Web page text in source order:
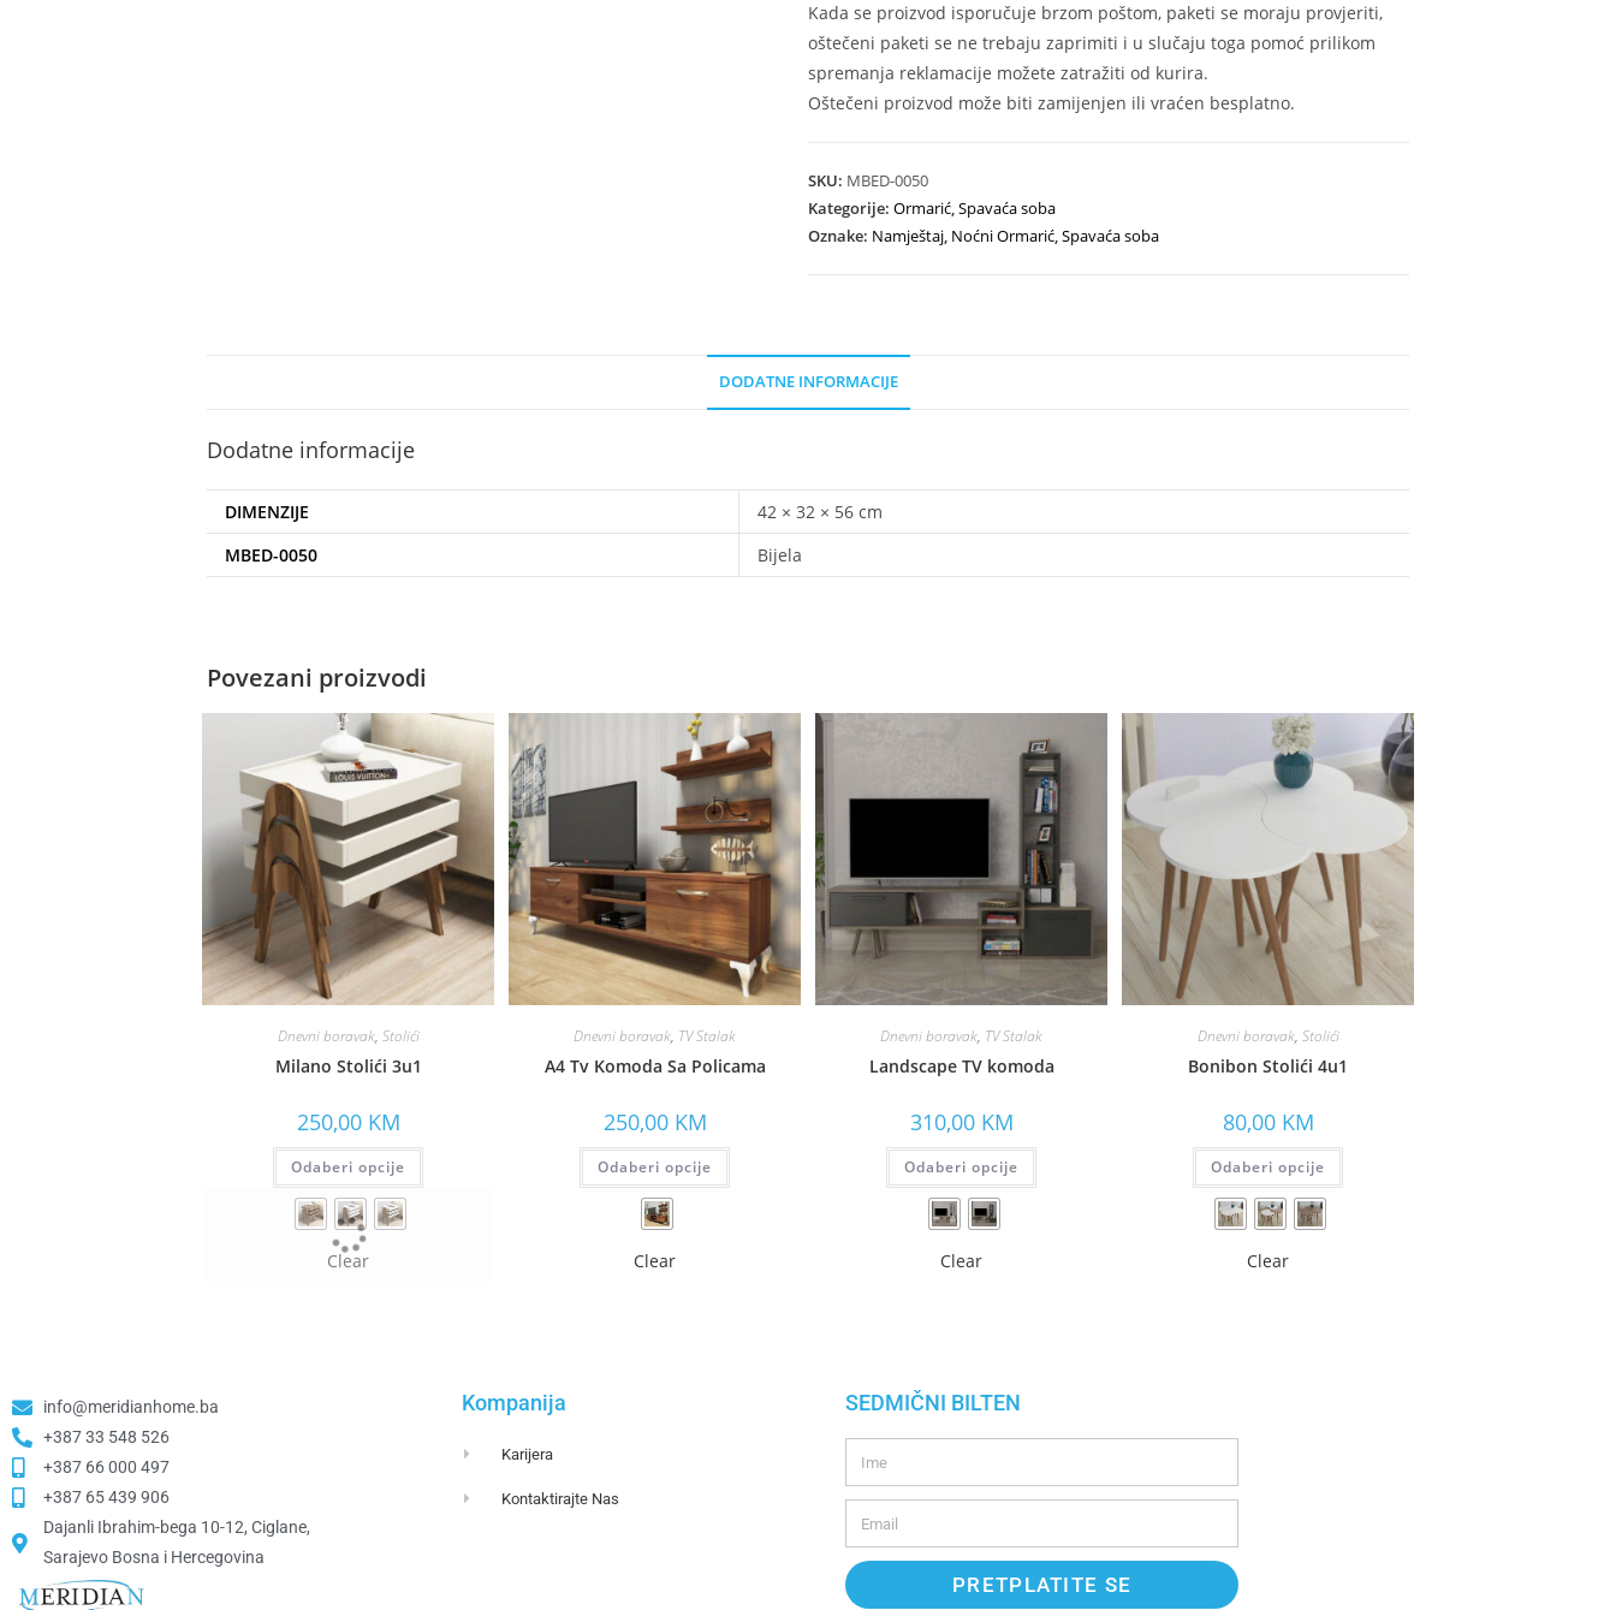
Kada se proizvod isporučuje brzom poštom, paketi se moraju provjeriti,
oštečeni paketi se ne trebaju zaprimiti i u slučaju toga pomoć prilikom
spremanja reklamacije možete zatražiti od kurira.
Oštečeni proizvod može biti zamijenjen ili vraćen besplatno.
SKU: MBED-0050
Kategorije: Ormarić,Spavaća soba
Oznake: Namještaj, Noćni Ormarić,Spavaća soba
DODATNE INFORMACIJE
Dodatne informacije
DIMENZIJE
42 × 32 × 56 cm
MBED-0050
Bijela
Povezani proizvodi
Dnevni boravak, Stolići
Milano Stolići 3u1
250,00 KM
Odaberi opcije
Clear
Dnevni boravak, TV Stalak
A4 Tv Komoda Sa Policama
250,00 KM
Odaberi opcije
Clear
Dnevni boravak, TV Stalak
Landscape TV komoda
310,00 KM
Odaberi opcije
Clear
Dnevni boravak, Stolići
Bonibon Stolići 4u1
80,00 KM
Odaberi opcije
Clear
info@meridianhome.ba
+387 33 548 526
+387 66 000 497
+387 65 439 906
Dajanli Ibrahim-bega 10-12, Ciglane,
Sarajevo Bosna i Hercegovina​
Kompanija
Karijera
Kontaktirajte Nas
SEDMIČNI BILTEN
PRETPLATITE SE